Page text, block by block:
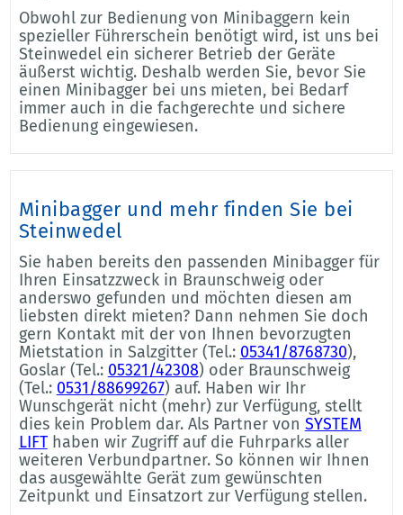
Obwohl zur Bedienung von Minibaggern kein
spezieller Führerschein benötigt wird, ist uns bei
Steinwedel ein sicherer Betrieb der Geräte
äußerst wichtig. Deshalb werden Sie, bevor Sie
einen Minibagger bei uns mieten, bei Bedarf
immer auch in die fachgerechte und sichere
Bedienung eingewiesen.
Minibagger und mehr finden Sie bei
Steinwedel
Sie haben bereits den passenden Minibagger für
Ihren Einsatzzweck in Braunschweig oder
anderswo gefunden und möchten diesen am
liebsten direkt mieten? Dann nehmen Sie doch
gern Kontakt mit der von Ihnen bevorzugten
Mietstation in Salzgitter (Tel.: 05341/8768730),
Goslar (Tel.: 05321/42308) oder Braunschweig
(Tel.: 0531/88699267) auf. Haben wir Ihr
Wunschgerät nicht (mehr) zur Verfügung, stellt
dies kein Problem dar. Als Partner von SYSTEM
LIFThaben wir Zugriff auf die Fuhrparks aller
weiteren Verbundpartner. So können wir Ihnen
das ausgewählte Gerät zum gewünschten
Zeitpunkt und Einsatzort zur Verfügung stellen.